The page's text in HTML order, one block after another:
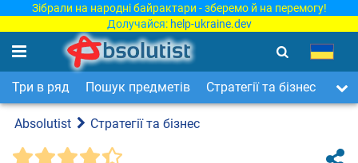
Зібрали на народні байрактари - зберемо й на перемогу!
Долучайся: help-ukraine.dev
Три в ряд Пошук предметів Стратегії та бізнес
Absolutist Стратегії та бізнес